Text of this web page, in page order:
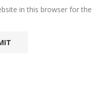
in this browser for the